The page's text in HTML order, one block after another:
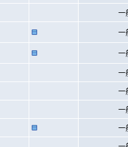
一
一
一
一
一
一
一